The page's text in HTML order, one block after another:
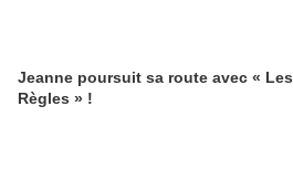
Jeanne poursuit sa route avec « Les
Règles » !